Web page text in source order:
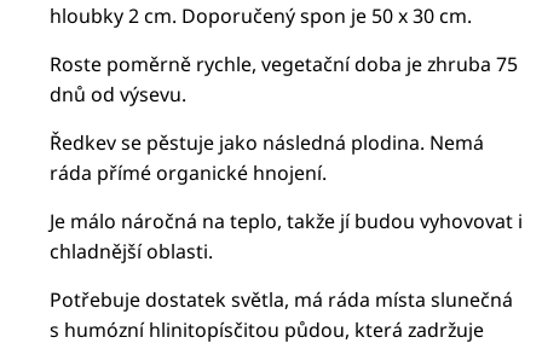
hloubky 2 cm. Doporučený spon je 50 x 30 cm.
Roste poměrně rychle, vegetační doba je zhruba 75
dnů od výsevu.
Ředkev se pěstuje jako následná plodina. Nemá
ráda přímé organické hnojení.
Je málo náročná na teplo, takže jí budou vyhovovat i
chladnější oblasti.
Potřebuje dostatek světla, má ráda místa slunečná
s humózní hlinitopísčitou půdou, která zadržuje